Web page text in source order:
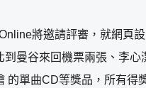
將邀請評審，就網頁
到曼谷來回機票兩張、李
的單曲CD等獎品，所有